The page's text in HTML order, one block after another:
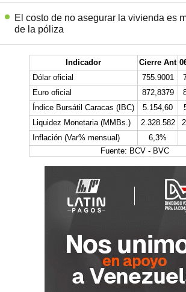
El costo de no asegurar la vivienda es
de la póliza
Indicador Cierre Ant
Dólar oficial
755.9001
Euro oficial
872,8379
Índice Bursátil Caracas (IBC)
5.154,60
Liquidez Monetaria (MMBs.)
2.328.582
Inflación (Var% mensual)
6,3%
Fuente: BCV - BVC